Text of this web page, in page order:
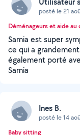
posté le 21
Déménageurs et aide
Samia est super
ce qui a
également porté
Samia
Ines B.
posté le 14
Baby sitting